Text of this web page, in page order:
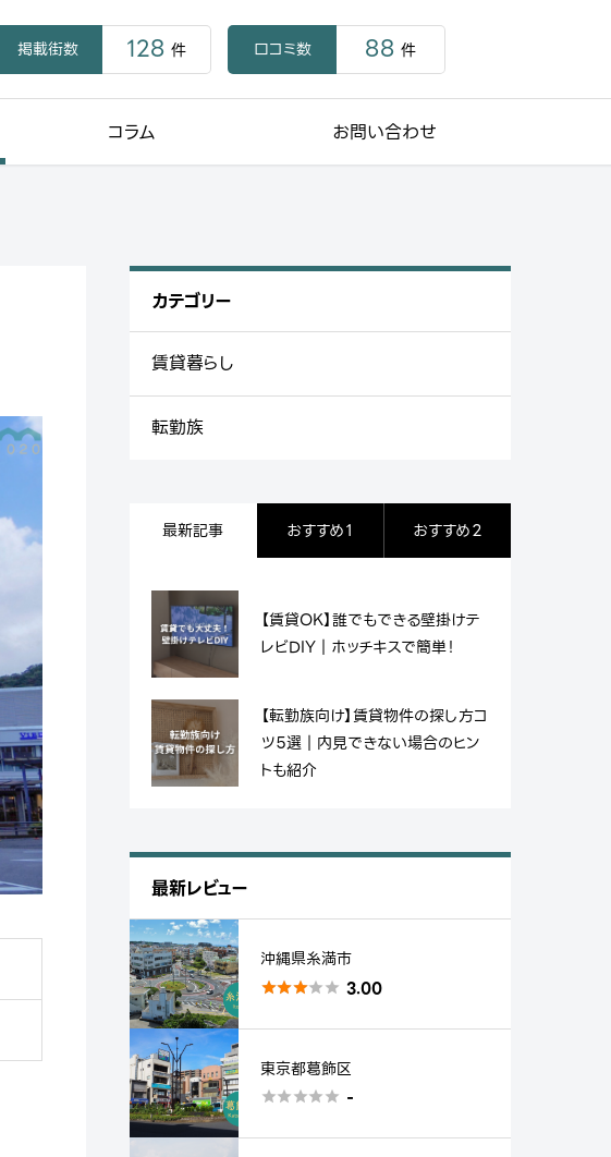
掲載街数 128 件 口コミ数 88 件
コラム お問い合わせ
カテゴリー
賃貸暮らし
転勤族
最新記事 おすすめ１ おすすめ２
【賃貸OK】誰でもできる壁掛けテ
レビDIY｜ホッチキスで簡単！
【転勤族向け】賃貸物件の探し方コ
ツ５選｜内見できない場合のヒン
トも紹介
最新レビュー
沖縄県糸満市
 3.00
東京都葛飾区
 -